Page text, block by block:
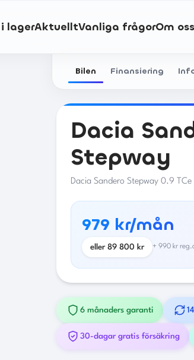
lagerAktuelltVanliga frågorOm oss
Bilen Finansiering
Dacia
Stepway
Dacia Sandero Stepway 0.9
979 kr/mån
eller 89 800 kr + 990 kr
6 månaders garanti
30-dagar gratis försäkring